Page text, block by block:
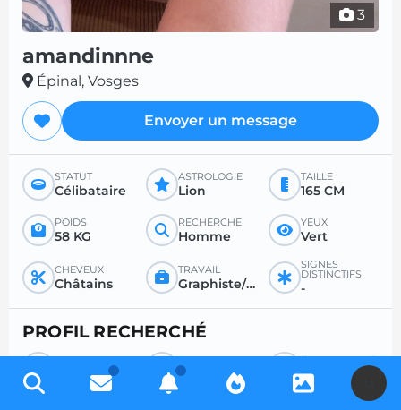
3
amandinnne
Épinal, Vosges
Envoyer un message
STATUT
Célibataire
ASTROLOGIE
Lion
TAILLE
165 CM
POIDS
58 KG
RECHERCHE
Homme
YEUX
Vert
CHEVEUX
Châtains
TRAVAIL
Graphiste/Programmeur/Webmaster
SIGNES
DISTINCTIFS
-
PROFIL RECHERCHÉ
RECHERCHE
Homme
POUR
Sexe
ÂGE SOUHAITÉ